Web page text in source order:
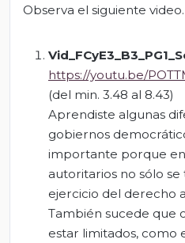
Observa el siguiente video.
https://youtu.be/
(del min. 3.48 al 8.43)
Aprendiste algunas
gobiernos
importante porque
autoritarios no sólo
ejercicio del derecho
También sucede que
estar limitados, como